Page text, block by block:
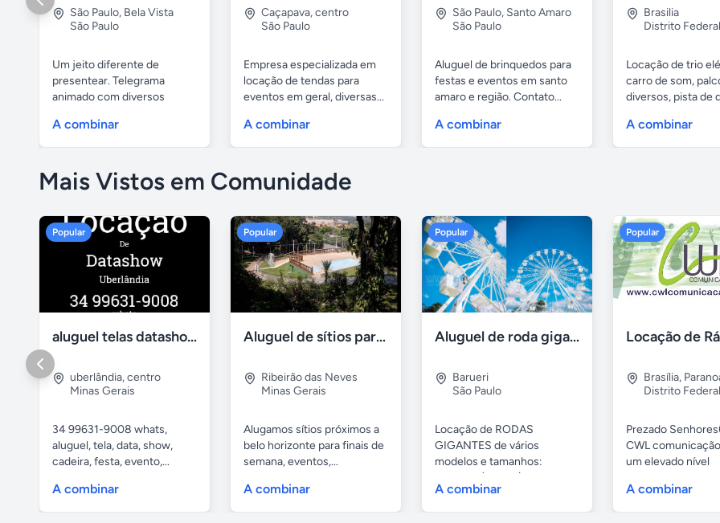
São Paulo, Bela Vista
São Paulo
Um jeito diferente de
presentear. Telegrama
animado com diversos
A combinar
Caçapava,centro
São Paulo
Empresa especializada em
locação de tendas para
eventos em geral, diversas...
A combinar
São Paulo, Santo Amaro
São Paulo
Aluguel de brinquedos para
festas e eventos em santo
amaro e região. Contato...
A combinar
Brasilia
Distrito Federal
Locação de trio
carro de som,
diversos, pista de
A combinar
Mais Vistos em Comunidade
Popular
aluguel telas datashow cadeiras uberlândia
uberlândia,centro
Minas Gerais
34 99631-9008 whats,
aluguel, tela, data, show,
cadeira, festa, evento,...
A combinar
Popular
Aluguel de sítios para festas e eventos em BH
Ribeirão das Neves
Minas Gerais
Alugamos sítios próximos a
belo horizonte para finais de
semana, eventos,...
A combinar
Popular
Aluguel de roda gigante
Barueri
São Paulo
Locação de RODAS
GIGANTES de vários
modelos e tamanhos:
4,80mts (infantil), 6,...
A combinar
Popular
Brasília,
Distrito Federal
Prezado
CWL
um elevado nível
A combinar